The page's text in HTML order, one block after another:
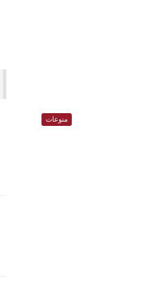
منوعات